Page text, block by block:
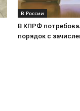
В России
В КПРФ
порядок с